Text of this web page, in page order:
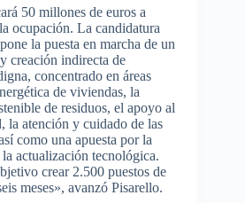
50 millones de euros a
ocupación. La candidatura
la puesta en marcha de un
creación indirecta de
concentrado en áreas
de viviendas, la
de residuos, el apoyo al
la atención y cuidado de las
como una apuesta por la
actualización tecnológica.
crear 2.500 puestos de
meses», avanzó Pisarello.